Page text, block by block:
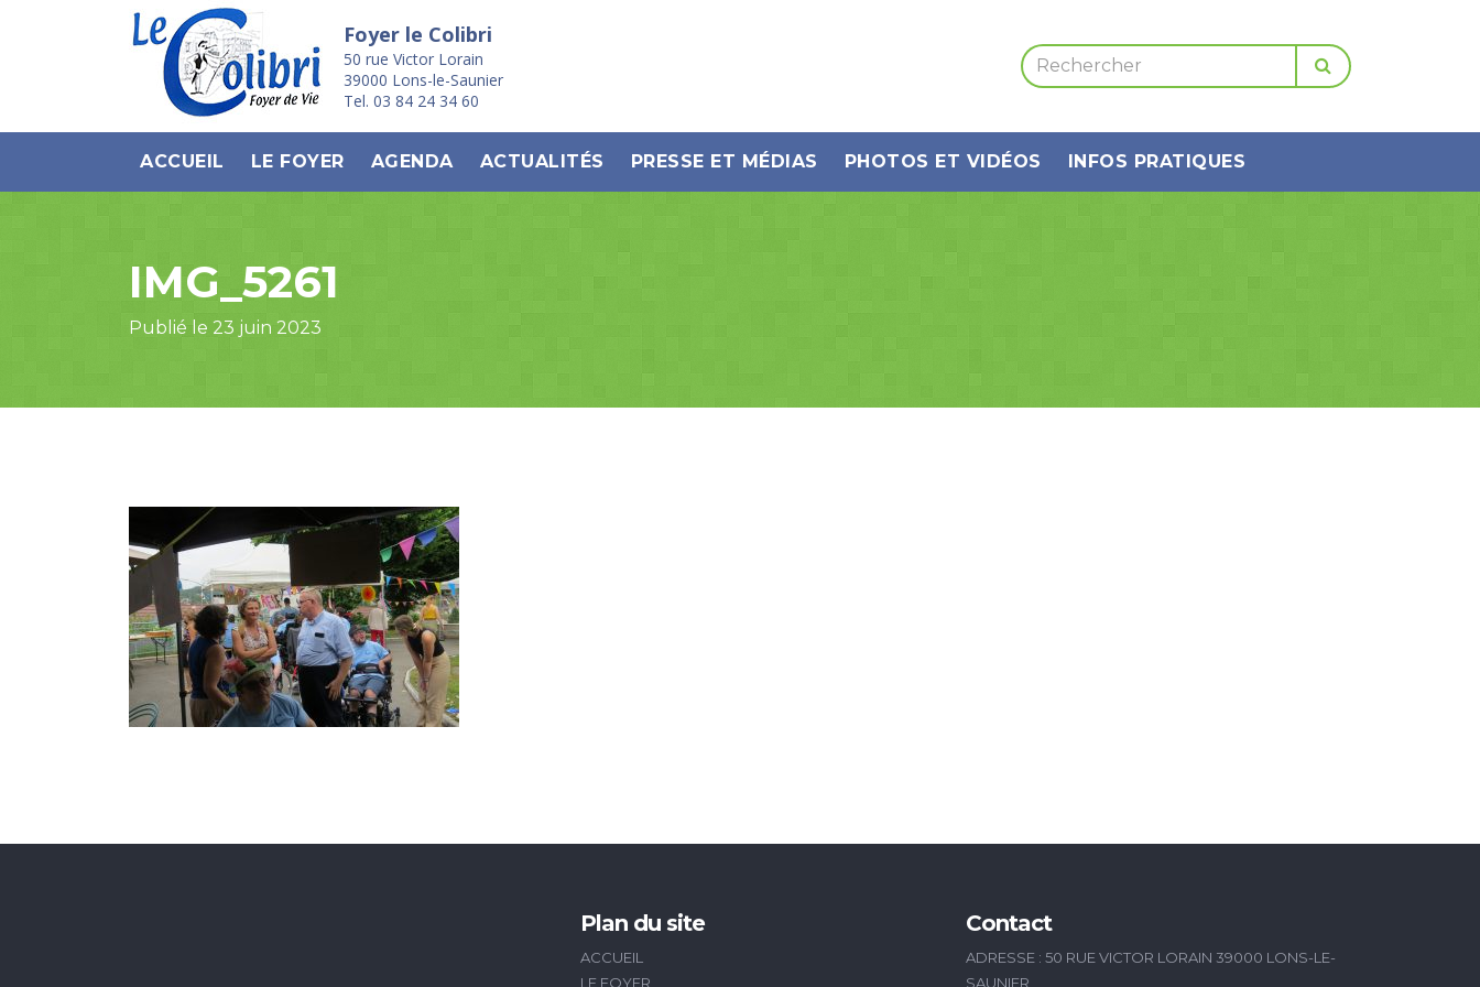
Foyer le Colibri
50 rue Victor Lorain
39000 Lons-le-Saunier
Tel. 03 84 24 34 60
ACCUEIL LE FOYER AGENDA ACTUALITÉS PRESSE ET MÉDIAS PHOTOS ET VIDÉOS INFOS PRATIQUES
IMG_5261
Publié le 23 juin 2023
Plan du site
ACCUEIL
LE FOYER
Contact
ADRESSE : 50 RUE VICTOR LORAIN 39000 LONS-LE-
SAUNIER